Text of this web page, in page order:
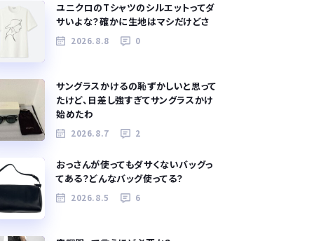
ユニクロのTシャツのシルエットってダ
サいよな？確かに生地はマシだけどさ
2026.8.8 0
サングラスかけるの恥ずかしいと思って
たけど、日差し強すぎてサングラスかけ
始めたわ
2026.8.7 2
おっさんが使ってもダサくないバッグっ
てある？どんなバッグ使ってる？
2026.8.5 6